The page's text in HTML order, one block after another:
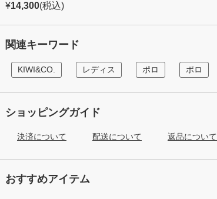
¥14,300(税込)
関連キーワード
KIWI&CO. レディス ポロ ポロ
ショッピングガイド
決済について 配送について 返品について
おすすめアイテム